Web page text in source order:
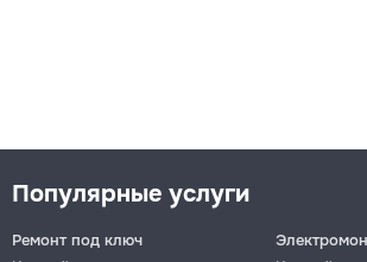
Популярные услуги
Ремонт под ключ